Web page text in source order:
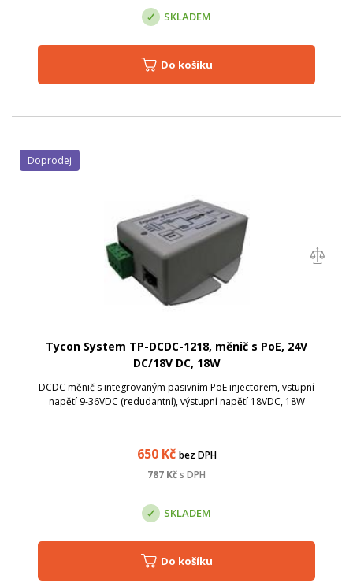
SKLADEM
Do košíku
Tycon System TP-DCDC-1218, měnič s PoE, 24V
DC/18V DC, 18W
DCDC měnič s integrovaným pasivním PoE injectorem, vstupní
napětí 9-36VDC (redudantní), výstupní napětí 18VDC, 18W
650Kč bez DPH
787 Kčs DPH
Doprodej
SKLADEM
Do košíku